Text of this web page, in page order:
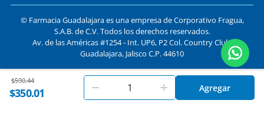
Price reduced from
$590.44to
$350.01 Agregar
© Farmacia Guadalajara es una empresa de Corporativo Fragua,
S.A.B. de C.V. Todos los derechos reservados.
Av. de las Américas #1254 - Int. UP6, P2 Col. Country Club,
Guadalajara, Jalisco C.P. 44610
Formas de pago y compra segura
EnFarmacias Guadalajara
utilizamos cookies. Al utilizar
este sitio, aceptas nuestros
términos y condiciones Aceptar